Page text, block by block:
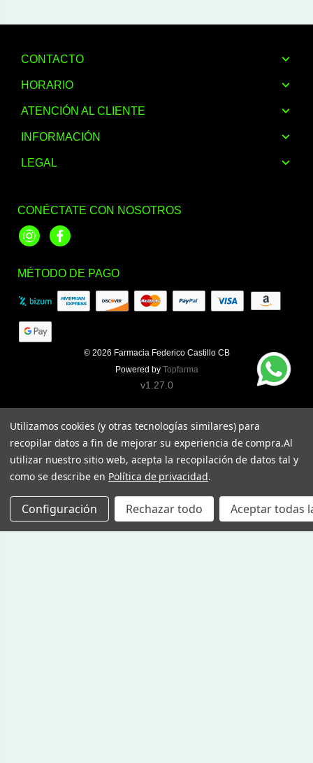
CONTACTO
HORARIO
ATENCIÓN AL CLIENTE
INFORMACIÓN
LEGAL
CONÉCTATE CON NOSOTROS
InstagramFacebook
MÉTODO DE PAGO
© 2026 Farmacia Federico Castillo CB
Powered by Topfarma
v1.27.0
Utilizamos cookies (y otras tecnologías similares) para
recopilar datos a fin de mejorar su experiencia de compra.Al
utilizar nuestro sitio web, acepta la recopilación de datos tal y
como se describe en Política de privacidad.
Configuración Rechazar todo Aceptar todas